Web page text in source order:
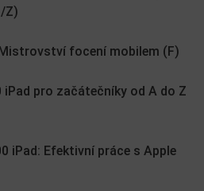
Z)
focení mobilem (F)
iPad pro začátečníky od A do Z
iPad: Efektivní práce s Apple